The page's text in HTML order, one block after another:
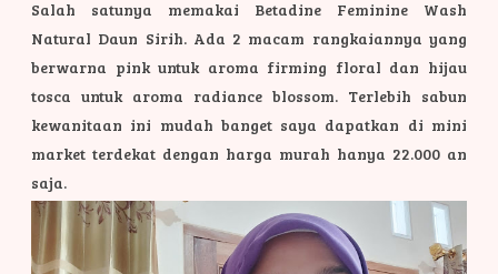
Salah satunya memakai Betadine Feminine Wash
Natural Daun Sirih. Ada 2 macam rangkaiannya yang
berwarna pink untuk aroma firming floral dan hijau
tosca untuk aroma radiance blossom. Terlebih sabun
kewanitaan ini mudah banget saya dapatkan di mini
market terdekat dengan harga murah hanya 22.000 an
saja.